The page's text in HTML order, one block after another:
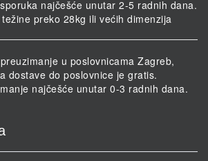
najčešće unutar 2-5 radnih dana.
preko 28kg ili većih dimenzija
u poslovnicama Zagreb,
dostave do poslovnice je gratis.
najčešće unutar 0-3 radnih dana.